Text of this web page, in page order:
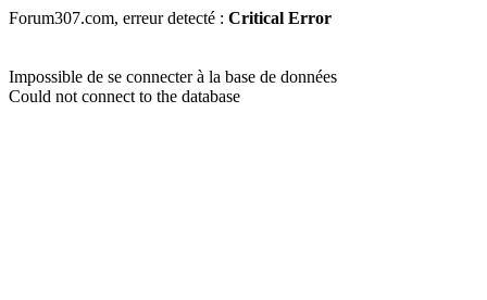
Forum307.com, erreur detecté : Critical Error
Impossible de se connecter à la base de données
Could not connect to the database